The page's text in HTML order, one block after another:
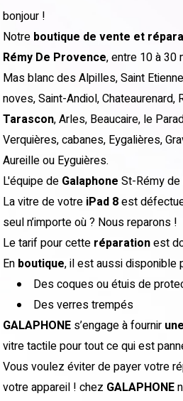
bonjour !
Notre boutique de vente et
Rémy De Provence, entre 10 à 30
Mas blanc des Alpilles, Saint
noves, Saint-Andiol,
Tarascon, Arles, Beaucaire, le
Verquières, cabanes, Eygalières,
Aureille ou Eyguières.
L'équipe de Galaphone St-Rémy
La vitre de votre iPad 8est
seul n’importe où ? Nous reparons !
Le tarif pour cette réparationest
Enboutique, il est aussi disponible
Des coques ou étuis de
Des verres trempés
GALAPHONEs’engage à fournir
vitre tactile pour tout ce qui est
Vous voulez éviter de payer votre
votre appareil ! chez GALAPHONE